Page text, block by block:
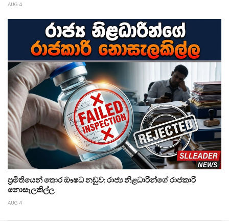
AUG 4
ප්‍රමිතියෙන් තොර ඖෂධ නඩුව: රාජ්‍ය නිළධාරීන්ගේ රාජකාරි
නොසැලකිල්ල
AUG 4